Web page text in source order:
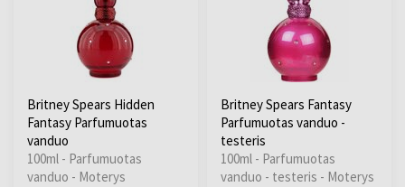
Britney Spears Hidden
Fantasy Parfumuotas
vanduo
100ml - Parfumuotas
vanduo - Moterys
Britney Spears Fantasy
Parfumuotas vanduo -
testeris
100ml - Parfumuotas
vanduo - testeris - Moterys